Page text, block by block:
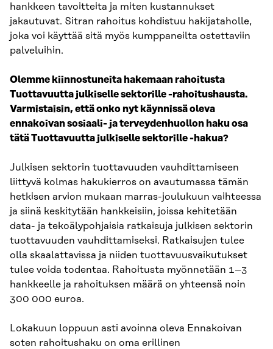
hankkeen tavoitteita ja miten kustannukset
jakautuvat. Sitran rahoitus kohdistuu hakijataholle,
joka voi käyttää sitä myös kumppaneilta ostettaviin
palveluihin.
Olemme kiinnostuneita hakemaan rahoitusta
Tuottavuutta julkiselle sektorille -rahoitushausta.
Varmistaisin, että onko nyt käynnissä oleva
ennakoivan sosiaali- ja terveydenhuollon haku osa
tätä Tuottavuutta julkiselle sektorille -hakua?
Julkisen sektorin tuottavuuden vauhdittamiseen
liittyvä kolmas hakukierros on avautumassa tämän
hetkisen arvion mukaan marras-joulukuun vaihteessa
ja siinä keskitytään hankkeisiin, joissa kehitetään
data- ja tekoälypohjaisia ratkaisuja julkisen sektorin
tuottavuuden vauhdittamiseksi. Ratkaisujen tulee
olla skaalattavissa ja niiden tuottavuusvaikutukset
tulee voida todentaa. Rahoitusta myönnetään 1–3
hankkeelle ja rahoituksen määrä on yhteensä noin
300 000 euroa.
Lokakuun loppuun asti avoinna oleva Ennakoivan
soten rahoitushaku on oma erillinen